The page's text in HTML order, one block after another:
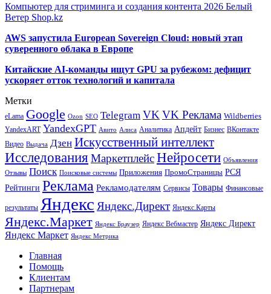
Компьютер для стриминга и создания контента 2026 Белый
Ветер Shop.kz
AWS запустила European Sovereign Cloud: новый этап
суверенного облака в Европе
Китайские AI-команды ищут GPU за рубежом: дефицит
ускоряет отток технологий и капитала
Метки
eLama Google Ozon SEO Telegram VK VK Реклама Wildberries
YandexART YandexGPT Авито Алиса Аналитика Апдейт Бизнес ВКонтакте
Видео Выдача Дзен Искусственный интеллект
Исследования МаркетплейсНейросети Объявления
Отзывы Поиск Поисковые системы Приложения ПромоСтраницы РСЯ
Рейтинги Реклама Рекламодателям Сервисы Товары Финансовые
результаты Яндекс Яндекс.Директ Яндекс.Карты
Яндекс.Маркет Яндекс Браузер Яндекс Вебмастер Яндекс Директ
Яндекс Маркет Яндекс Метрика
Главная
Помощь
Клиентам
Партнерам